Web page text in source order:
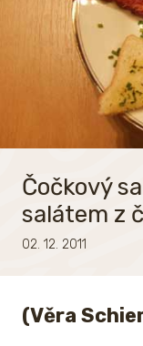
Čočkový
salátem z
02. 12. 2011
(Věra